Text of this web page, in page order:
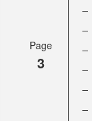
Page
3